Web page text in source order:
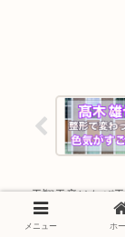
天翔天音はなぜ
藤岡弘と違う苗
ス】
メニュー ホ